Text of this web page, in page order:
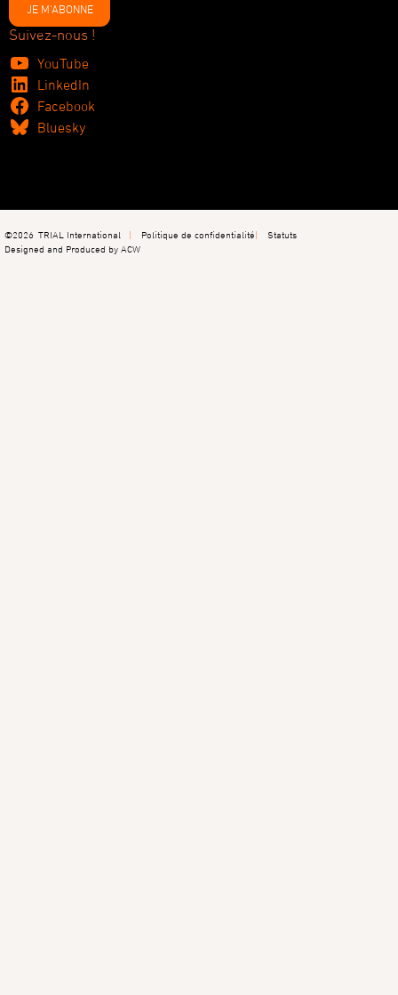
JE M'ABONNE
Suivez-nous !
YouTube
LinkedIn
Facebook
Bluesky
©2026 TRIAL International Politique de confidentialité
Statuts
Designed and Produced by ACW